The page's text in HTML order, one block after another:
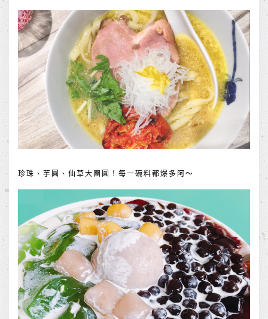
珍珠、芋圓、仙草大團圓！每一碗料都爆多阿～